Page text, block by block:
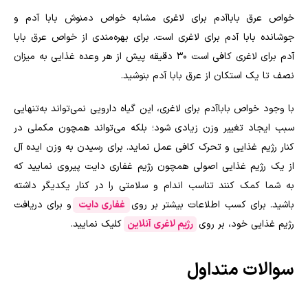
خواص عرق باباآدم برای لاغری مشابه خواص دمنوش بابا آدم و
جوشانده بابا آدم برای لاغری است. برای بهره‌مندی از خواص عرق بابا
آدم برای لاغری کافی است ۳۰ دقیقه پیش از هر وعده غذایی به میزان
نصف تا یک استکان از عرق بابا آدم بنوشید.
با وجود خواص باباآدم برای لاغری، این گیاه دارویی نمی‌تواند به‌تنهایی
سبب ایجاد تغییر وزن زیادی شود؛ بلکه می‌تواند همچون مکملی در
کنار رژیم غذایی و تحرک کافی عمل نماید. برای رسیدن به وزن ایده آل
از یک رژیم غذایی اصولی همچون رژیم غفاری دایت پیروی نمایید که
به شما کمک کنند تناسب اندام و سلامتی را در کنار یکدیگر داشته
باشید. برای کسب اطلاعات بیشتر بر روی غفاری دایت و برای دریافت
رژیم غذایی خود، بر روی رژیم لاغری آنلاین کلیک نمایید.
سوالات متداول